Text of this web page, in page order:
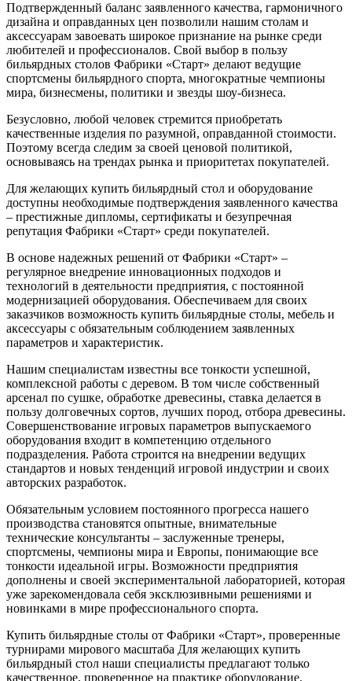
Подтвержденный баланс заявленного качества, гармоничного
дизайна и оправданных цен позволили нашим столам и
аксессуарам завоевать широкое признание на рынке среди
любителей и профессионалов. Свой выбор в пользу
бильярдных столов Фабрики «Старт» делают ведущие
спортсмены бильярдного спорта, многократные чемпионы
мира, бизнесмены, политики и звезды шоу-бизнеса.
Безусловно, любой человек стремится приобретать
качественные изделия по разумной, оправданной стоимости.
Поэтому всегда следим за своей ценовой политикой,
основываясь на трендах рынка и приоритетах покупателей.
Для желающих купить бильярдный стол и оборудование
доступны необходимые подтверждения заявленного качества
– престижные дипломы, сертификаты и безупречная
репутация Фабрики «Старт» среди покупателей.
В основе надежных решений от Фабрики «Старт» –
регулярное внедрение инновационных подходов и
технологий в деятельности предприятия, с постоянной
модернизацией оборудования. Обеспечиваем для своих
заказчиков возможность купить бильярдные столы, мебель и
аксессуары с обязательным соблюдением заявленных
параметров и характеристик.
Нашим специалистам известны все тонкости успешной,
комплексной работы с деревом. В том числе собственный
арсенал по сушке, обработке древесины, ставка делается в
пользу долговечных сортов, лучших пород, отбора древесины.
Совершенствование игровых параметров выпускаемого
оборудования входит в компетенцию отдельного
подразделения. Работа строится на внедрении ведущих
стандартов и новых тенденций игровой индустрии и своих
авторских разработок.
Обязательным условием постоянного прогресса нашего
производства становятся опытные, внимательные
технические консультанты – заслуженные тренеры,
спортсмены, чемпионы мира и Европы, понимающие все
тонкости идеальной игры. Возможности предприятия
дополнены и своей экспериментальной лабораторией, которая
уже зарекомендовала себя эксклюзивными решениями и
новинками в мире профессионального спорта.
Купить бильярдные столы от Фабрики «Старт», проверенные
турнирами мирового масштаба Для желающих купить
бильярдный стол наши специалисты предлагают только
качественное, проверенное на практике оборудование.